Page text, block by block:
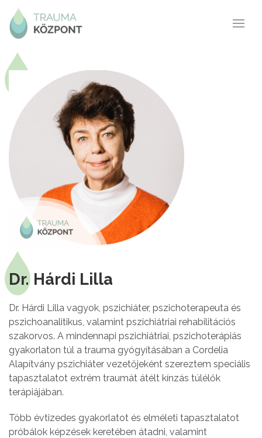
Dr. Hárdi Lilla
Dr. Hárdi Lilla vagyok, pszichiáter, pszichoterapeuta és
pszichoanalitikus, valamint pszichiátriai rehabilitációs
szakorvos. A mindennapi pszichiátriai, pszichoterápiás
gyakorlaton túl a trauma gyógyításában a Cordelia
Alapítvány pszichiáter vezetőjeként szereztem speciális
tapasztalatot extrém traumát átélt kínzás túlélők
terápiájában.
Több évtizedes gyakorlatot és elméleti tapasztalatot
próbálok képzések keretében átadni, valamint